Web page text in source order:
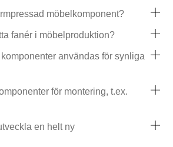
möbelkomponent?
fanér i möbelproduktion?
användas för synliga
för montering, t.ex.
en helt ny